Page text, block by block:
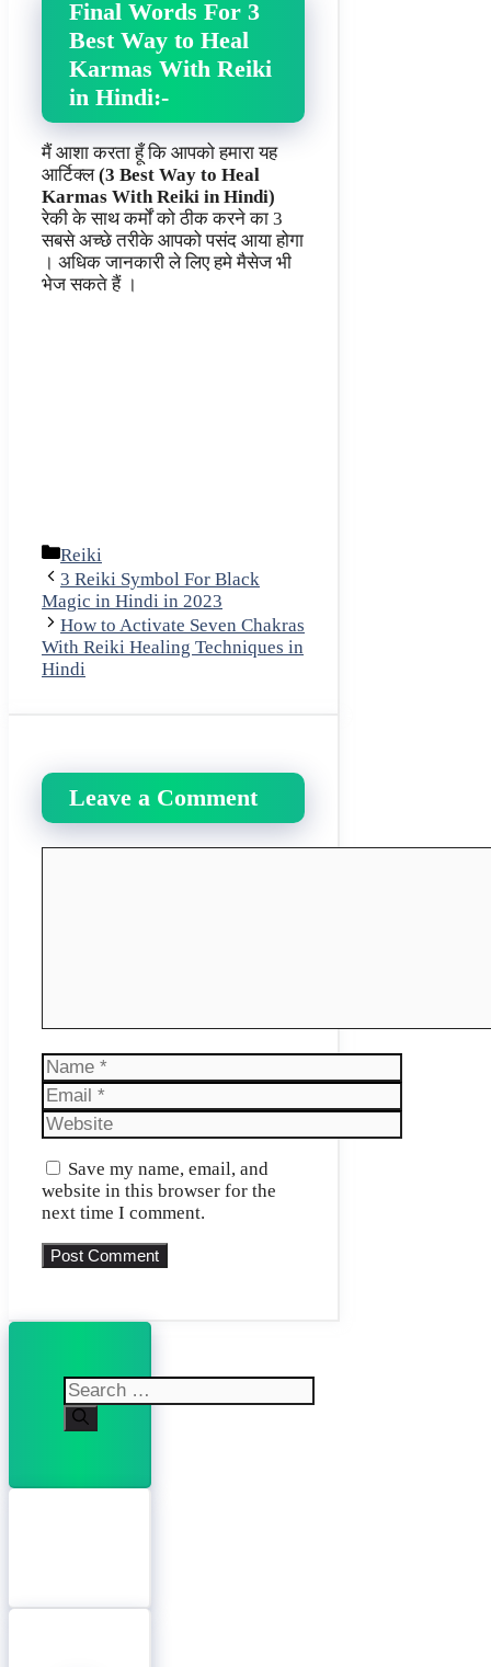
Final Words For 3
Best Way to Heal
Karmas With Reiki
in Hindi:-
मैं आशा करता हूँ कि आपको हमारा यह
आर्टिक्ल(3 Best Way to Heal
Karmas With Reiki in Hindi)
रेकी के साथ कर्मों को ठीक करने का 3
सबसे अच्छे तरीके आपको पसंद आया होगा
। अधिक जानकारी ले लिए हमे मैसेज भी
भेज सकते हैं ।
Categories
Reiki
3 Reiki Symbol For Black
Magic in Hindi in 2023
How to Activate Seven Chakras
With Reiki Healing Techniques in
Hindi
Leave a Comment
Name
Email
Website
Save my name, email, and
website in this browser for the
next time I comment.
Search
for: